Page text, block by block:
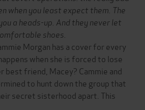
when you least expect them. The
a heads-up. And they never let
shoes.
Morgan has a cover for every
when she is forced to lose
best friend, Macey? Cammie and
to hunt down the group that
secret sisterhood apart. This